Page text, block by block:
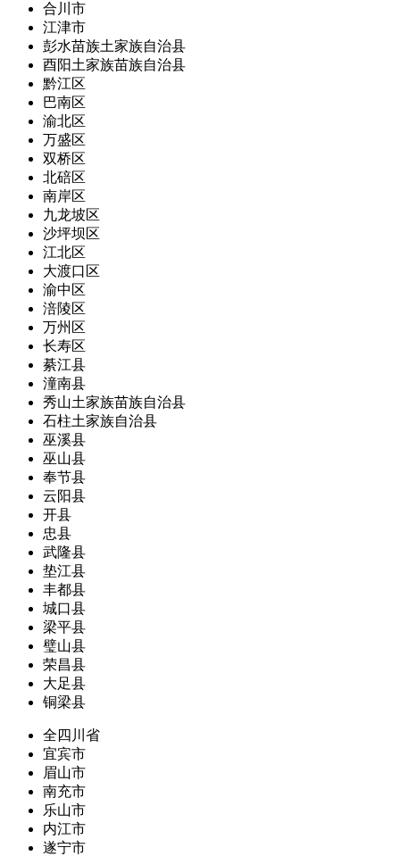
合川市
江津市
彭水苗族土家族自治县
酉阳土家族苗族自治县
黔江区
巴南区
渝北区
万盛区
双桥区
北碚区
南岸区
九龙坡区
沙坪坝区
江北区
大渡口区
渝中区
涪陵区
万州区
长寿区
綦江县
潼南县
秀山土家族苗族自治县
石柱土家族自治县
巫溪县
巫山县
奉节县
云阳县
开县
忠县
武隆县
垫江县
丰都县
城口县
梁平县
璧山县
荣昌县
大足县
铜梁县
全四川省
宜宾市
眉山市
南充市
乐山市
内江市
遂宁市